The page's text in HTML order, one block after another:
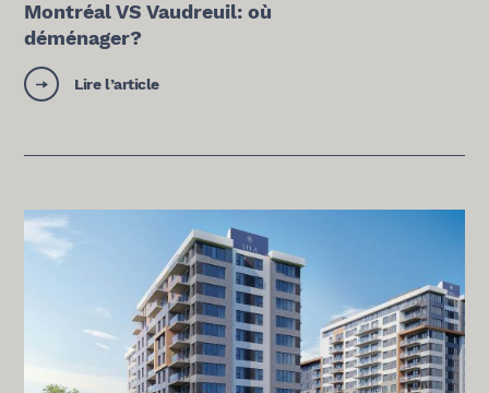
Montréal VS Vaudreuil: où
déménager?
Lire l’article